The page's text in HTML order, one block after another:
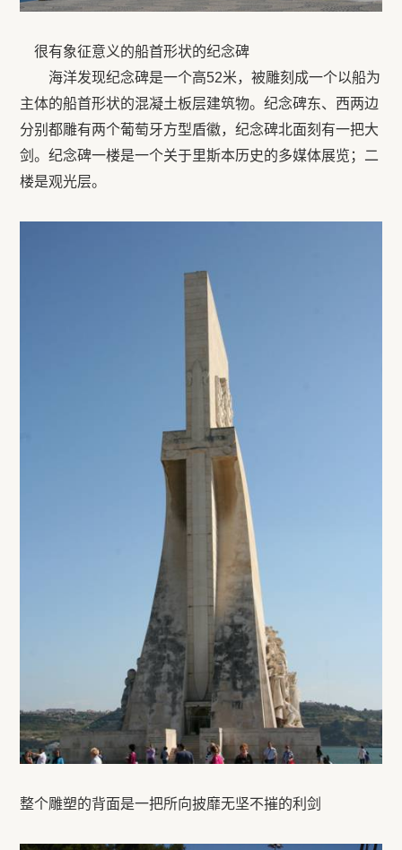
很有象征意义的船首形状的纪念碑
海洋发现纪念碑是一个高52米，被雕刻成一个以船为
主体的船首形状的混凝土板层建筑物。纪念碑东、西两边
分别都雕有两个葡萄牙方型盾徽，纪念碑北面刻有一把大
剑。纪念碑一楼是一个关于里斯本历史的多媒体展览；二
楼是观光层。
整个雕塑的背面是一把所向披靡无坚不摧的利剑